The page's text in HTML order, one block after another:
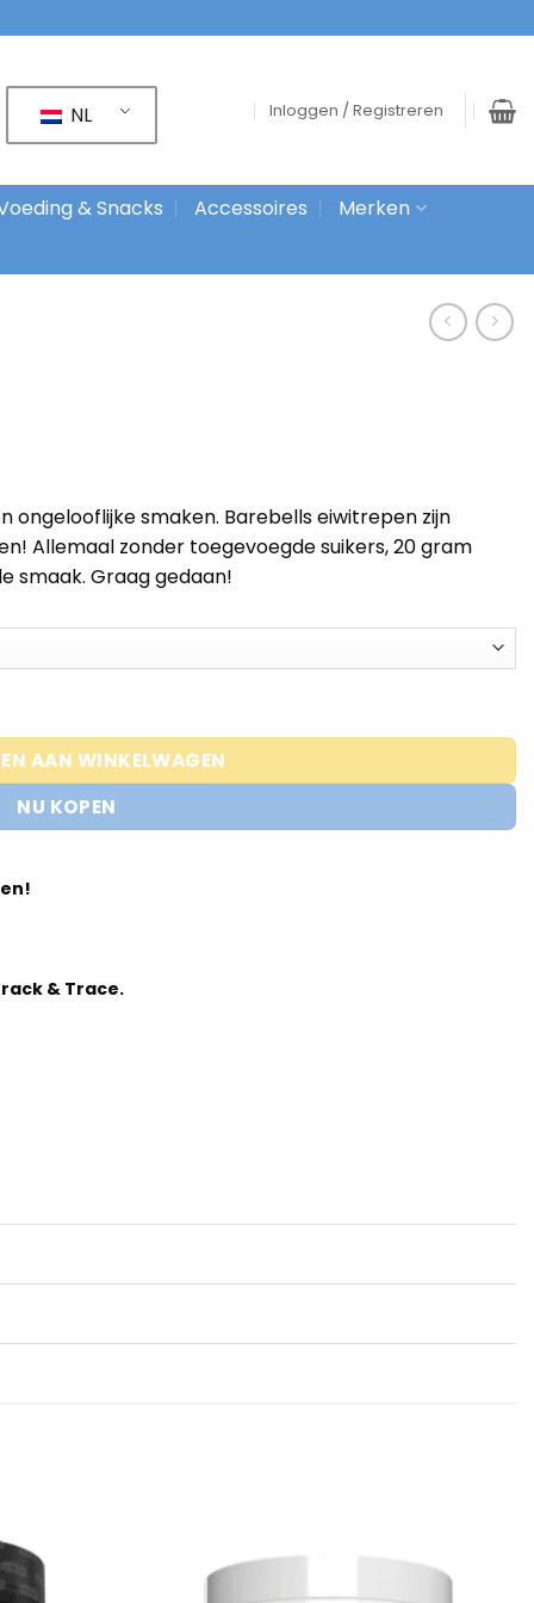
NL Inloggen / Registreren
& Snacks Accessoires
Merken
ongelooflijke smaken. Barebells eiwitrepen zijn
Allemaal zonder toegevoegde suikers, 20 gram
smaak. Graag gedaan!
AAN WINKELWAGEN
NU KOPEN
& Trace.